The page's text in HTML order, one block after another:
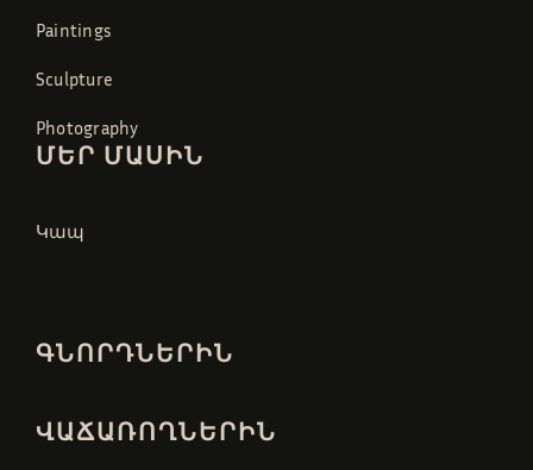
Paintings
Sculpture
Photography
ՄԵՐ ՄԱՍԻՆ
Կապ
ԳՆՈՐԴՆԵՐԻՆ
ՎԱՃԱՌՈՂՆԵՐԻՆ